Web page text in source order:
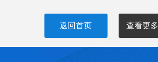
返回首页 查看更